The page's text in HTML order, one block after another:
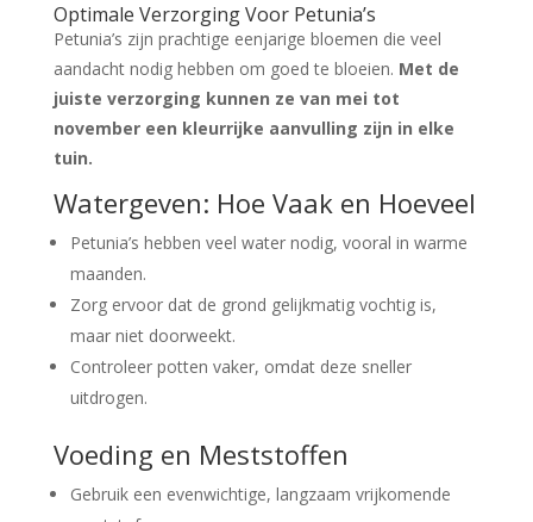
Optimale Verzorging Voor Petunia’s
Petunia’s zijn prachtige eenjarige bloemen die veel
aandacht nodig hebben om goed te bloeien. Met de
juiste verzorging kunnen ze van mei tot
november een kleurrijke aanvulling zijn in elke
tuin.
Watergeven: Hoe Vaak en Hoeveel
Petunia’s hebben veel water nodig, vooral in warme
maanden.
Zorg ervoor dat de grond gelijkmatig vochtig is,
maar niet doorweekt.
Controleer potten vaker, omdat deze sneller
uitdrogen.
Voeding en Meststoffen
Gebruik een evenwichtige, langzaam vrijkomende